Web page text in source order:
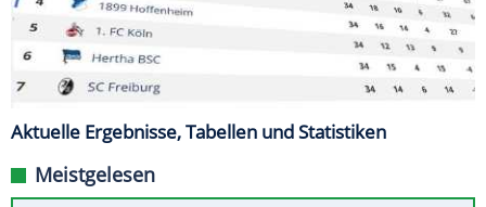
Aktuelle Ergebnisse, Tabellen und Statistiken
Meistgelesen